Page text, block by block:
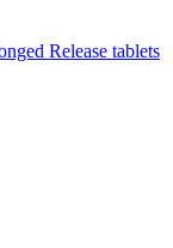
Release tablets